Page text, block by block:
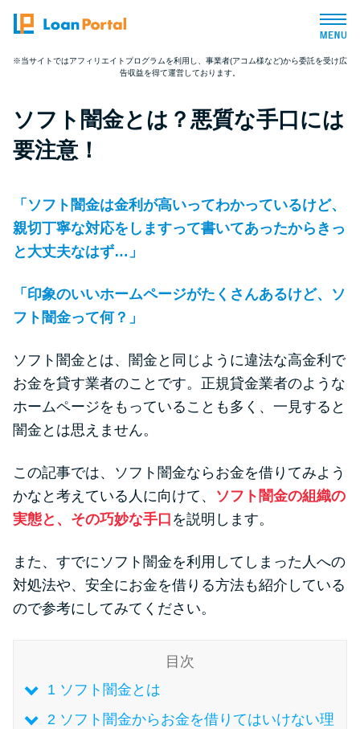
トップページ
おすすめコンテンツ
とにかくすぐ借りたい方向け
審査が不安な方向け
便利なコンテンツ
カードローン診断
カードローンQ&A
特集ページ
損！
カードローンの見直しで40万円
最速！最短40分で借りられるカ
ードローン
※当サイトではアフィリエイトプログラムを利用し、事業者(アコム様など)から委託を受け広
告収益を得て運営しております。
ソフト闇金とは？悪質な手口には
要注意！
「ソフト闇金は金利が高いってわかっているけど、
親切丁寧な対応をしますって書いてあったからきっ
と大丈夫なはず…」
「印象のいいホームページがたくさんあるけど、ソ
フト闇金って何？」
ソフト闇金とは、闇金と同じように違法な高金利で
お金を貸す業者のことです。正規貸金業者のような
ホームページをもっていることも多く、一見すると
闇金とは思えません。
この記事では、ソフト闇金ならお金を借りてみよう
かなと考えている人に向けて、 ソフト闇金の組織の
実態と、その巧妙な手口 を説明します。
また、すでにソフト闇金を利用してしまった人への
対処法や、安全にお金を借りる方法も紹介している
ので参考にしてみてください。
目次
1ソフト闇金とは
2ソフト闇金からお金を借りてはいけない理